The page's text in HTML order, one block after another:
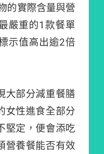
的實際含量與營
嚴重的1款餐單
示值高出逾2倍
大部分減重餐膳
女性進食全部分
堅定，便會添吃
營養餐能否有效